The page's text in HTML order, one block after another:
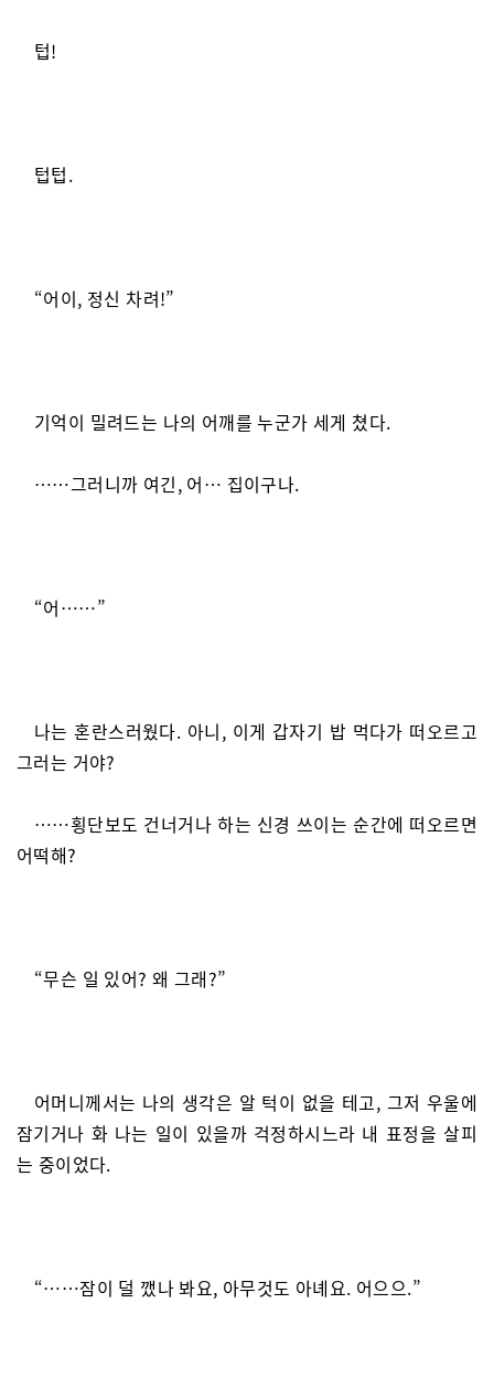
텁!
텁텁.
“어이, 정신 차려!”
기억이 밀려드는 나의 어깨를 누군가 세게 쳤다.
……그러니까 여긴, 어… 집이구나.
“어……”
나는 혼란스러웠다. 아니, 이게 갑자기 밥 먹다가 떠오르고
그러는 거야?
……횡단보도 건너거나 하는 신경 쓰이는 순간에 떠오르면
어떡해?
“무슨 일 있어? 왜 그래?”
어머니께서는 나의 생각은 알 턱이 없을 테고, 그저 우울에
잠기거나 화 나는 일이 있을까 걱정하시느라 내 표정을 살피
는 중이었다.
“……잠이 덜 깼나 봐요, 아무것도 아녜요. 어으으.”